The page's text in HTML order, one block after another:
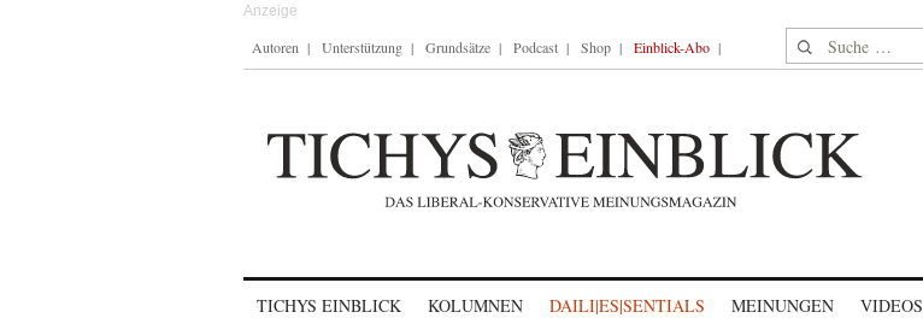
Autoren Unterstützung Grundsätze Podcast Shop Einblick-Abo Suche nach:
TICHYS EINBLICK KOLUMNEN DAILI|ES|SENTIALS MEINUNGEN VIDEOS